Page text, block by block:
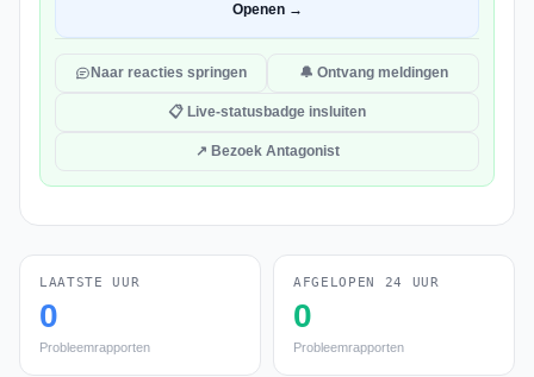
Openen →
Naar reacties springen 🔔 Ontvang meldingen
📋 Live-statusbadge insluiten
↗ Bezoek Antagonist
LAATSTE UUR
0
Probleemrapporten
AFGELOPEN 24 UUR
0
Probleemrapporten